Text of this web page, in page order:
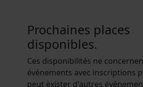
Prochaines places
disponibles.
Ces disponibilités ne
événements avec inscriptions
peut exister d'autres